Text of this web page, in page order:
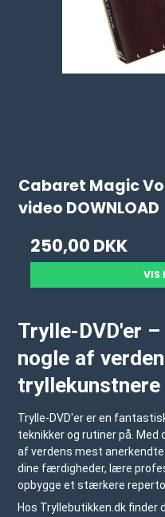
Cabaret Magic
video DOWNLOAD
250,00 DKK
VIS
Trylle-DVD'er
nogle af
tryllekunstnere
Trylle-DVD'er er en
teknikker og rutiner på.
af verdens mest
dine færdigheder, lære
opbygge et stærkere
Hos Tryllebutikken.dk